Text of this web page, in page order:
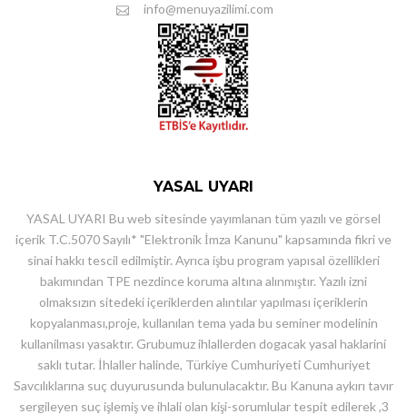
info@menuyazilimi.com
YASAL UYARI
YASAL UYARI Bu web sitesinde yayımlanan tüm yazılı ve görsel
içerik T.C.5070 Sayılı* "Elektronik İmza Kanunu" kapsamında fikri ve
sinai hakkı tescil edilmiştir. Ayrıca işbu program yapısal özellikleri
bakımından TPE nezdince koruma altına alınmıştır. Yazılı izni
olmaksızın sitedeki içeriklerden alıntılar yapılması içeriklerin
kopyalanması,proje, kullanılan tema yada bu seminer modelinin
kullanilması yasaktır. Grubumuz ihlallerden dogacak yasal haklarini
saklı tutar. İhlaller halinde, Türkiye Cumhuriyeti Cumhuriyet
Savcılıklarına suç duyurusunda bulunulacaktır. Bu Kanuna aykırı tavır
sergileyen suç işlemiş ve ihlali olan kişi-sorumlular tespit edilerek ,3